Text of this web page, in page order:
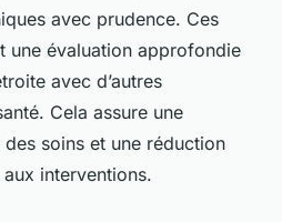
avec prudence. Ces
une évaluation approfondie
avec d’autres
Cela assure une
soins et une réduction
interventions.